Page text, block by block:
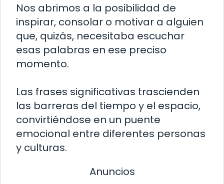
Nos abrimos a la posibilidad de
inspirar, consolar o motivar a alguien
que, quizás, necesitaba escuchar
esas palabras en ese preciso
momento.
Las frases significativas trascienden
las barreras del tiempo y el espacio,
convirtiéndose en un puente
emocional entre diferentes personas
y culturas.
Anuncios